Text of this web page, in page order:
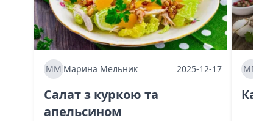
ММ Марина Мельник 2025-12-17
Салат з куркою та
апельсином
ММ